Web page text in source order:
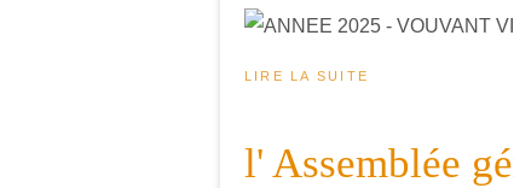
LIRE LA SUITE
l' Assemblée